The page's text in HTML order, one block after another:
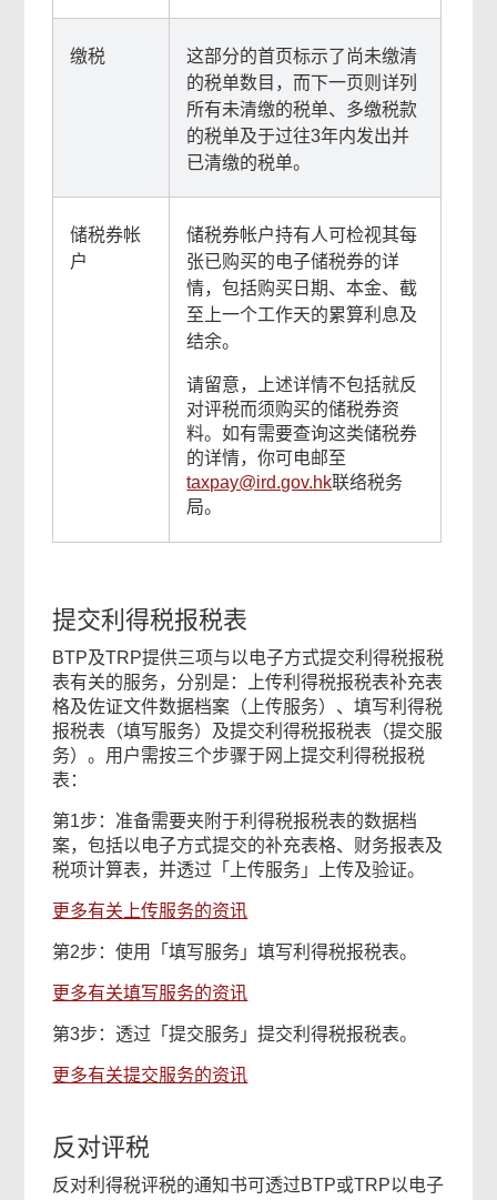
缴税
这部分的首页标示了尚未缴清
的税单数目，而下一页则详列
所有未清缴的税单、多缴税款
的税单及于过往3年内发出并
已清缴的税单。
储税券帐
户
储税券帐户持有人可检视其每
张已购买的电子储税券的详
情，包括购买日期、本金、截
至上一个工作天的累算利息及
结余。
请留意，上述详情不包括就反
对评税而须购买的储税券资
料。如有需要查询这类储税券
的详情，你可电邮至
taxpay@ird.gov.hk联络税务
局。
提交利得税报税表
BTP及TRP提供三项与以电子方式提交利得税报税
表有关的服务，分别是：上传利得税报税表补充表
格及佐证文件数据档案（上传服务）、填写利得税
报税表（填写服务）及提交利得税报税表（提交服
务）。用户需按三个步骤于网上提交利得税报税
表：
第1步：准备需要夹附于利得税报税表的数据档
案，包括以电子方式提交的补充表格、财务报表及
税项计算表，并透过「上传服务」上传及验证。
更多有关上传服务的资讯
第2步：使用「填写服务」填写利得税报税表。
更多有关填写服务的资讯
第3步：透过「提交服务」提交利得税报税表。
更多有关提交服务的资讯
反对评税
反对利得税评税的通知书可透过BTP或TRP以电子